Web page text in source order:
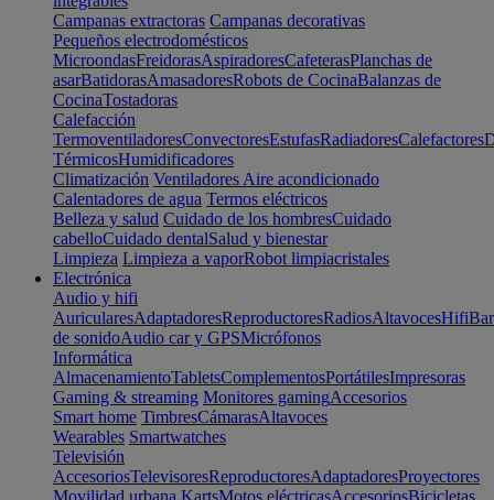
Campanas extractoras Campanas decorativas
Pequeños electrodomésticos
MicroondasFreidorasAspiradoresCafeterasPlanchas de
asarBatidorasAmasadoresRobots de CocinaBalanzas de
CocinaTostadoras
Calefacción
TermoventiladoresConvectoresEstufasRadiadoresCalefactores
TérmicosHumidificadores
Climatización Ventiladores Aire acondicionado
Calentadores de agua Termos eléctricos
Belleza y salud Cuidado de los hombresCuidado
cabelloCuidado dentalSalud y bienestar
Limpieza Limpieza a vaporRobot limpiacristales
Electrónica
Audio y hifi
AuricularesAdaptadoresReproductoresRadiosAltavocesHifi
de sonidoAudio car y GPSMicrófonos
Informática
AlmacenamientoTabletsComplementosPortátilesImpresoras
Gaming & streaming Monitores gamingAccesorios
Smart home TimbresCámarasAltavoces
Wearables Smartwatches
Televisión
AccesoriosTelevisoresReproductoresAdaptadoresProyectores
Movilidad urbana KartsMotos eléctricasAccesoriosBicicletas